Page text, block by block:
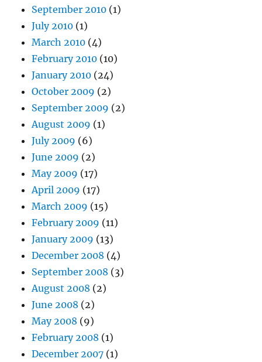
September 2010 (1)
July 2010 (1)
March 2010 (4)
February 2010 (10)
January 2010 (24)
October 2009 (2)
September 2009 (2)
August 2009 (1)
July 2009 (6)
June 2009 (2)
May 2009 (17)
April 2009 (17)
March 2009 (15)
February 2009 (11)
January 2009 (13)
December 2008 (4)
September 2008 (3)
August 2008 (2)
June 2008 (2)
May 2008 (9)
February 2008 (1)
December 2007 (1)